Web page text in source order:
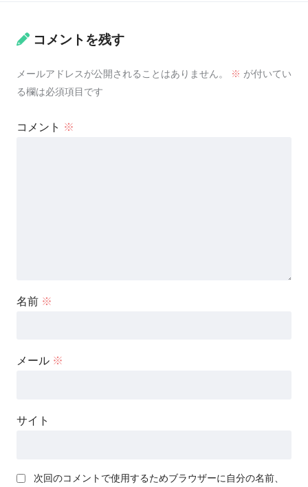
コメントを残す
メールアドレスが公開されることはありません。 ※ が付いてい
る欄は必須項目です
コメント ※
名前 ※
メール ※
サイト
次回のコメントで使用するためブラウザーに自分の名前、